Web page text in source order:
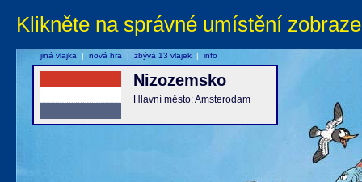
Klikněte na správné umístění
Nizozemsko
Hlavní město: Amsterodam
jiná vlajka | nová hra | zbývá 13 vlajek | info